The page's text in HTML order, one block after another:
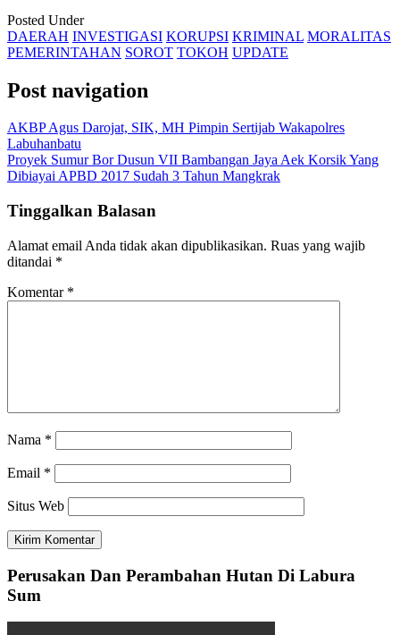
Posted Under
DAERAH INVESTIGASI KORUPSI KRIMINAL MORALITAS
PEMERINTAHAN SOROT TOKOH UPDATE
Post navigation
AKBP Agus Darojat, SIK, MH Pimpin Sertijab Wakapolres
Labuhanbatu
Proyek Sumur Bor Dusun VII Bambangan Jaya Aek Korsik Yang
Dibiayai APBD 2017 Sudah 3 Tahun Mangkrak
Tinggalkan Balasan
Alamat email Anda tidak akan dipublikasikan. Ruas yang wajib
ditandai *
Komentar *
Nama *
Email *
Situs Web
Perusakan Dan Perambahan Hutan Di Labura
Sum